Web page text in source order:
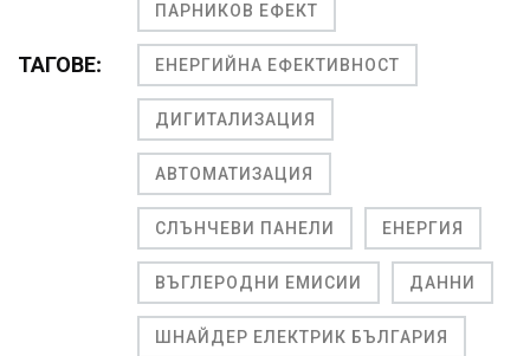
ТАГОВЕ:
ПАРНИКОВ ЕФЕКТ
ЕНЕРГИЙНА ЕФЕКТИВНОСТ
ДИГИТАЛИЗАЦИЯ
АВТОМАТИЗАЦИЯ
СЛЪНЧЕВИ ПАНЕЛИ ЕНЕРГИЯ
ВЪГЛЕРОДНИ ЕМИСИИ ДАННИ
ШНАЙДЕР ЕЛЕКТРИК БЪЛГАРИЯ